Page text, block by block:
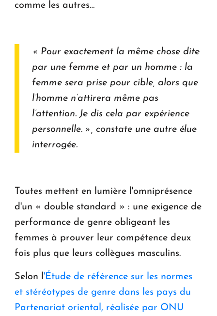
comme les autres…
« Pour exactement la même chose dite
par une femme et par un homme : la
femme sera prise pour cible, alors que
l’homme n’attirera même pas
l’attention. Je dis cela par expérience
personnelle. », constate une autre élue
interrogée.
Toutes mettent en lumière l'omniprésence
d'un « double standard » : une exigence de
performance de genre obligeant les
femmes à prouver leur compétence deux
fois plus que leurs collègues masculins.
Selon l'Étude de référence sur les normes
et stéréotypes de genre dans les pays du
Partenariat oriental, réalisée par ONU